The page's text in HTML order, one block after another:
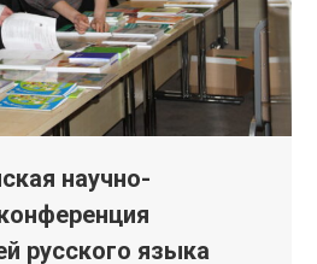
научно-
русского языка